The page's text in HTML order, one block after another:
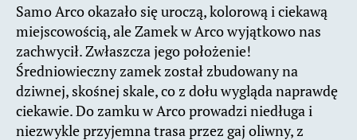
Samo Arco okazało się uroczą, kolorową i ciekawą
miejscowością, ale Zamek w Arco wyjątkowo nas
zachwycił. Zwłaszcza jego położenie!
Średniowieczny zamek został zbudowany na
dziwnej, skośnej skale, co z dołu wygląda naprawdę
ciekawie. Do zamku w Arco prowadzi niedługa i
niezwykle przyjemna trasa przez gaj oliwny, z